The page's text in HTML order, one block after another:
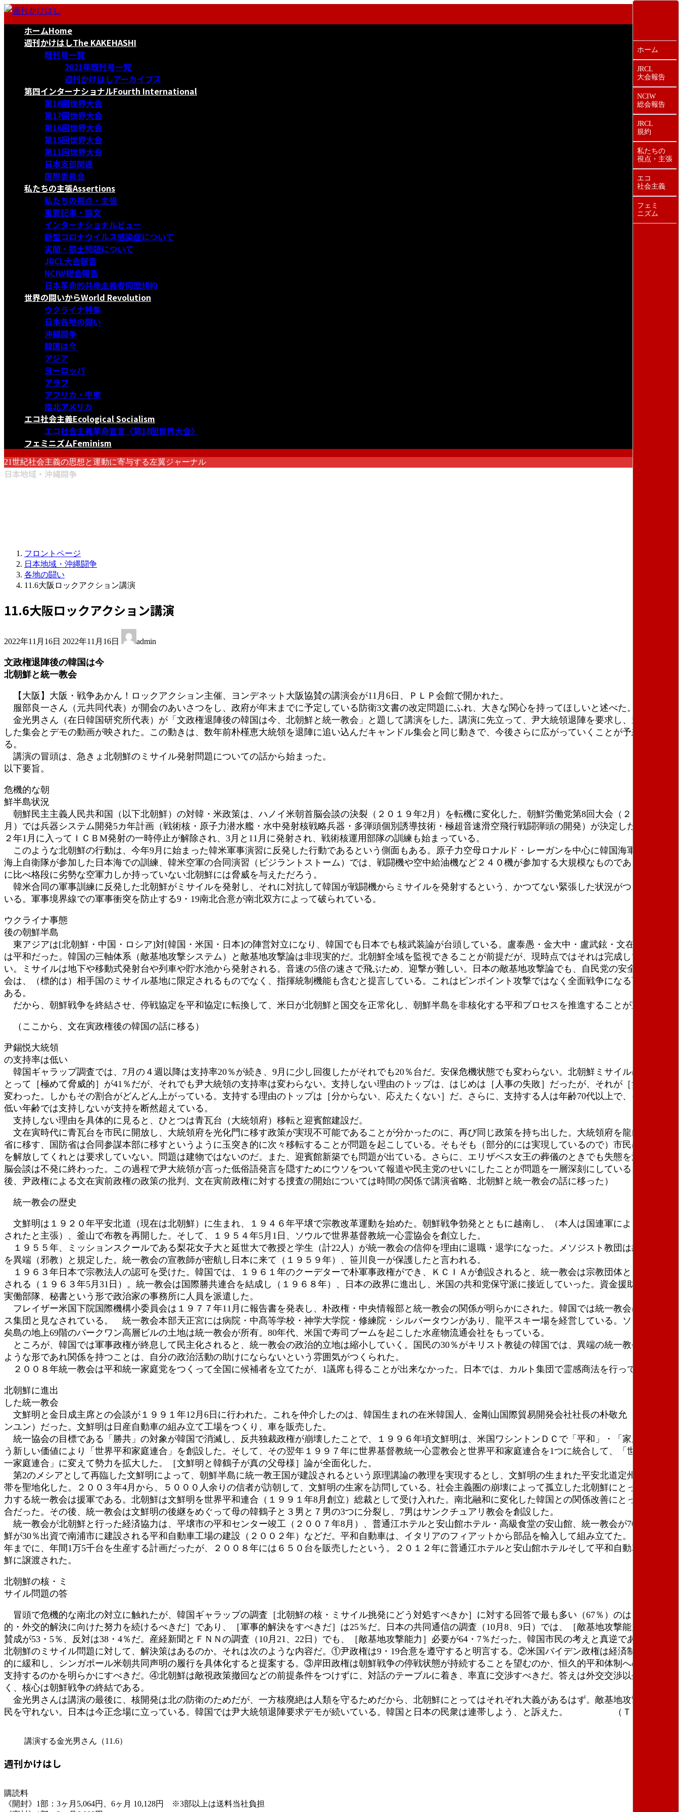
コ
ナ
ホームHome
週刊かけはしThe KAKEHASHI
既刊号一覧
2021年既刊号一覧
週刊かけはしアーカイブス
第四インターナショナルFourth International
第18回世界大会
第17回世界大会
第16回世界大会
第15回世界大会
第11回世界大会
日本支部関連
国際委員会
私たちの主張Assertions
私たちの視点・主張
重要記事・論文
インターナショナルビュー
新型コロナウイルス感染症について
尖閣・領土問題について
JRCL大会報告
NCIW総会報告
日本革命的共産主義者同盟規約
世界の闘いからWorld Revolution
ウクライナ特集
日本各地の闘い
沖縄闘争
韓国は今
アジア
ヨーロッパ
アラブ
アフリカ・中東
南北アメリカ
エコ社会主義Ecological Socialism
エコ社会主義革命宣言〈第18回世界大会〉
フェミニズムFeminism
21世紀社会主義の思想と運動に寄与する左翼ジャーナル
日本地域・沖縄闘争
フロントページ
日本地域・沖縄闘争
各地の闘い
11.6大阪ロックアクション講演
11.6大阪ロックアクション講演
2022年11月16日 終
新
日
:
2022年11月16日 admin
文政権退陣後の韓国は今
北朝鮮と統一教会
【大阪】大阪・戦争あかん！ロックアクション主催、ヨンデネット大阪協賛の講演会が11月6日、ＰＬＰ会館で開かれた。
服部良一さん（元共同代表）が開会のあいさつをし、政府が年末までに予定している防衛3文書の改定問題にふれ、大きな関心を持ってほしいと述べた。
金光男さん（在日韓国研究所代表）が「文政権退陣後の韓国は今、北朝鮮と統一教会」と題して講演をした。講演に先立って、尹大統領退陣を要求し、道を占拠
した集会とデモの動画が映された。この動きは、数年前朴槿恵大統領を退陣に追い込んだキャンドル集会と同じ動きで、今後さらに広がっていくことが予想され
る。
講演の冒頭は、急きょ北朝鮮のミサイル発射問題についての話から始まった。
以下要旨。
危機的な朝
鮮半島状況
朝鮮民主主義人民共和国（以下北朝鮮）の対韓・米政策は、ハノイ米朝首脳会談の決裂（２０１９年2月）を転機に変化した。朝鮮労働党第8回大会（２０２１年1
月）では兵器システム開発5カ年計画（戦術核・原子力潜水艦・水中発射核戦略兵器・多弾頭個別誘導技術・極超音速滑空飛行戦闘弾頭の開発）が決定した。２０２
２年1月に入ってＩＣＢМ発射の一時停止が解除され、3月と11月に発射され、戦術核運用部隊の訓練も始まっている。
このような北朝鮮の行動は、今年9月に始まった韓米軍事演習に反発した行動であるという側面もある。原子力空母ロナルド・レーガンを中心に韓国海軍と日本の
海上自衛隊が参加した日本海での訓練、韓米空軍の合同演習（ビジラントストーム）では、戦闘機や空中給油機など２４０機が参加する大規模なものであり、韓米
に比べ格段に劣勢な空軍力しか持っていない北朝鮮には脅威を与えただろう。
韓米合同の軍事訓練に反発した北朝鮮がミサイルを発射し、それに対抗して韓国が戦闘機からミサイルを発射するという、かつてない緊張した状況がつくられて
いる。軍事境界線での軍事衝突を防止する9・19南北合意が南北双方によって破られている。
ウクライナ事態
後の朝鮮半島
東アジアは[北朝鮮・中国・ロシア]対[韓国・米国・日本]の陣営対立になり、韓国でも日本でも核武装論が台頭している。盧泰愚・金大中・盧武鉉・文在寅の時代
は平和だった。韓国の三軸体系（敵基地攻撃システム）と敵基地攻撃論は非現実的だ。北朝鮮全域を監視できることが前提だが、現時点ではそれは完成していな
い。ミサイルは地下や移動式発射台や列車や貯水池から発射される。音速の5倍の速さで飛ぶため、迎撃が難しい。日本の敵基地攻撃論でも、自民党の安全保障調査
会は、（標的は）相手国のミサイル基地に限定されるものでなく、指揮統制機能も含むと提言している。これはピンポイント攻撃ではなく全面戦争になる可能性が
ある。
だから、朝鮮戦争を終結させ、停戦協定を平和協定に転換して、米日が北朝鮮と国交を正常化し、朝鮮半島を非核化する平和プロセスを推進することが重要だ。
（ここから、文在寅政権後の韓国の話に移る）
尹錫悦大統領
の支持率は低い
韓国ギャラップ調査では、7月の４週以降は支持率20％が続き、9月に少し回復したがそれでも20％台だ。安保危機状態でも変わらない。北朝鮮ミサイルは韓国に
とって［極めて脅威的］が41％だが、それでも尹大統領の支持率は変わらない。支持しない理由のトップは、はじめは［人事の失敗］だったが、それが［無能］に
変わった。しかもその割合がどんどん上がっている。支持する理由のトップは［分からない、応えたくない］だ。さらに、支持する人は年齢70代以上で、それより
低い年齢では支持しないが支持を断然超えている。
支持しない理由を具体的に見ると、ひとつは青瓦台（大統領府）移転と迎賓館建設だ。
文在寅時代に青瓦台を市民に開放し、大統領府を光化門に移す政策が実現不可能であることが分かったのに、再び同じ政策を持ち出した。大統領府を龍山の国防
省に移す、国防省は合同参謀本部に移すというように玉突き的に次々移転することが問題を起こしている。そもそも（部分的には実現しているので）市民は青瓦台
を解放してくれとは要求していない。問題は建物ではないのだ。また、迎賓館新築でも問題が出ている。さらに、エリザベス女王の葬儀のときでも失態を演じ、首
脳会談は不発に終わった。この過程で尹大統領が言った低俗語発言を隠すためにウソをついて報道や民主党のせいにしたことが問題を一層深刻にしている。（この
後、尹政権による文在寅前政権の政策の批判、文在寅前政権に対する捜査の開始については時間の関係で講演省略、北朝鮮と統一教会の話に移った）
統一教会の歴史
文鮮明は１９２０年平安北道（現在は北朝鮮）に生まれ、１９４６年平壌で宗教改革運動を始めた。朝鮮戦争勃発とともに越南し、（本人は国連軍によって解放
されたと主張）、釜山で布教を再開した。そして、１９５４年5月1日、ソウルで世界基督教統一心霊協会を創立した。
１９５５年、ミッションスクールである梨花女子大と延世大で教授と学生（計22人）が統一教会の信仰を理由に退職・退学になった。メソジスト教団は統一教会
を異端（邪教）と規定した。統一教会の宣教師が密航し日本に来て（１９５９年）、笹川良一が保護したと言われる。
１９６３年日本で宗教法人の認可を受けた。韓国では、１９６１年のクーデターで朴軍事政権ができ、ＫＣＩＡが創設されると、統一教会は宗教団体として登録
される（１９６３年5月31日）。統一教会は国際勝共連合を結成し（１９６８年）、日本の政界に進出し、米国の共和党保守派に接近していった。資金援助や選挙の
実働部隊、秘書という形で政治家の事務所に人員を派遣した。
フレイザー米国下院国際機構小委員会は１９７７年11月に報告書を発表し、朴政権・中央情報部と統一教会の関係が明らかにされた。韓国では統一教会はビジネ
ス集団と見なされている。 統一教会本部天正宮には病院・中髙等学校・神学大学院・修練院・シルバータウンがあり、龍平スキー場を経営している。ソウルの汝
矣島の地上69階のパークワン高層ビルの土地は統一教会が所有。80年代、米国で寿司ブームを起こした水産物流通会社をもっている。
ところが、韓国では軍事政権が終息して民主化されると、統一教会の政治的立地は縮小していく。国民の30％がキリスト教徒の韓国では、異端の統一教会とどの
ような形であれ関係を持つことは、自分の政治活動の助けにならないという雰囲気がつくられた。
２００８年統一教会は平和統一家庭党をつくって全国に候補者を立てたが、1議席も得ることが出来なかった。日本では、カルト集団で霊感商法を行っている。
北朝鮮に進出
した統一教会
文鮮明と金日成主席との会談が１９９１年12月6日に行われた。これを仲介したのは、韓国生まれの在米韓国人、金剛山国際貿易開発会社社長の朴敬允（パクキョ
ンユン）だった。文鮮明は日産自動車の組み立て工場をつくり、車を販売した。
統一協会の目標である「勝共」の対象が韓国で消滅し、反共独裁政権が崩壊したことで、１９９６年頃文鮮明は、米国ワシントンＤＣで「平和」・「家庭」とい
う新しい価値により「世界平和家庭連合」を創設した。そして、その翌年１９９７年に世界基督教統一心霊教会と世界平和家庭連合を1つに統合して、「世界平和統
一家庭連合」に変えて勢力を拡大した。［文鮮明と韓鶴子が真の父母様］論が全面化した。
第2のメシアとして再臨した文鮮明によって、朝鮮半島に統一教王国が建設されるという原理講論の教理を実現するとし、文鮮明の生まれた平安北道定州の生家一
帯を聖地化した。２００３年4月から、５０００人余りの信者が訪朝して、文鮮明の生家を訪問している。社会主義圏の崩壊によって孤立した北朝鮮にとって経済協
力する統一教会は援軍である。北朝鮮は文鮮明を世界平和連合（１９９１年8月創立）総裁として受け入れた。南北融和に変化した韓国との関係改善にとっても好都
合だった。その後、統一教会は文鮮明の後継をめぐって母の韓鶴子と３男と７男の3つに分裂し、7男はサンクチュアリ教会を創設した。
統一教会が北朝鮮と行った経済協力は、平壌市の平和センター竣工（２００７年8月）、普通江ホテルと安山館ホテル・高級食堂の安山館、統一教会が70％・北朝
鮮が30％出資で南浦市に建設される平和自動車工場の建設（２００２年）などだ。平和自動車は、イタリアのフィアットから部品を輸入して組み立てた。２００６
年までに、年間1万5千台を生産する計画だったが、２００８年には６５０台を販売したという。２０１２年に普通江ホテルと安山館ホテルそして平和自動車は北朝
鮮に譲渡された。
北朝鮮の核・ミ
サイル問題の答
冒頭で危機的な南北の対立に触れたが、韓国ギャラップの調査［北朝鮮の核・ミサイル挑発にどう対処すべきか］に対する回答で最も多い（67％）のは［平和
的・外交的解決に向けた努力を続けるべきだ］であり、［軍事的解決をすべきだ］は25％だ。日本の共同通信の調査（10月8、9日）では、［敵基地攻撃能力保持］
賛成が53・5％、反対は38・4％だ。産経新聞とＦＮＮの調査（10月21、22日）でも、［敵基地攻撃能力］必要が64・7％だった。韓国市民の考えと真逆である。
北朝鮮のミサイル問題に対して、解決策はあるのか。それは次のような内容だ。①尹政権は9・19合意を遵守すると明言する。②米国バイデン政権は経済制裁を部分
的に緩和し、シンガポール米朝共同声明の履行を具体化すると提案する。③岸田政権は朝鮮戦争の停戦状態が持続することを望むのか、恒久的平和体制への転換を
支持するのかを明らかにすべきだ。④北朝鮮は敵視政策撤回などの前提条件をつけずに、対話のテーブルに着き、率直に交渉すべきだ。答えは外交交渉以外にな
く、核心は朝鮮戦争の終結である。
金光男さんは講演の最後に、核開発は北の防衛のためだが、一方核廃絶は人類を守るためだから、北朝鮮にとってはそれぞれ大義があるはず。敵基地攻撃では国
民を守れない。日本は今正念場に立っている。韓国では尹大統領退陣要求デモが続いている。韓国と日本の民衆は連帯しよう、と訴えた。 （Ｔ・Ｔ）
講演する金光男さん（11.6）
週刊かけはし
購読料
《開封》1部：3ヶ月5,064円、6ヶ月 10,128円 ※3部以上は送料当社負担
ホーム
JRCL
大会報告
NCIW
総会報告
JRCL
規約
私たちの
視点・主張
エコ
社会主義
フェミ
ニズム